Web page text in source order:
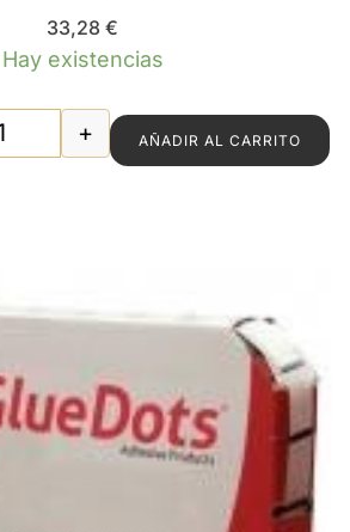
33,28 €
Hay existencias
PEGAMENTO BOOKPLAST (5 kgs.)
+ AÑADIR AL CARRITO